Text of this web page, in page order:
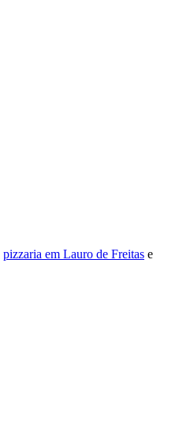
pizzaria em Lauro de Freitas e